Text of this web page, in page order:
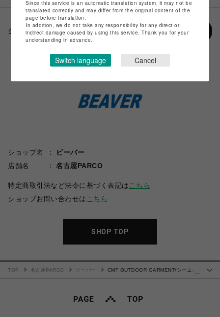
シェアする
ショップ名
ビーバー
店舗名
名古屋PARCO
特定商取引法など法令に基づく表記は こちら
ショップお問い合わせは こちら
SHOP TOP
…
TOP 名古屋PARCO ビーバー
CMF OUTDOOR GARMENT/シーエム
Since this service is an automatic translation system, it may not be
translated correctly and may differ from the original content of the
page before translation.
In addition, we do not take any responsibility for any direct or
indirect damage caused by using this service. Thank you for your
understanding in advance.
Switch language Cancel